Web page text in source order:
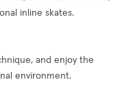
inline skates.
and enjoy the
environment.